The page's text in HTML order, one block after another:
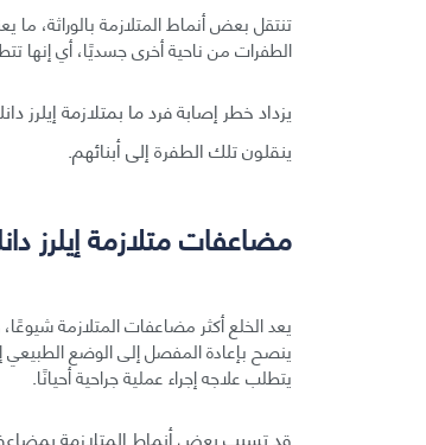
تنتقل بعض أنماط المتلازمة بالوراثة،
الطفرات من ناحية أخرى جسديًا، أي إنها
يزداد خطر إصابة فرد ما بمتلازمة
ينقلون تلك الطفرة إلى أبنائهم.
مضاعفات متلازمة إيلرز
يعد الخلع أكثر مضاعفات المتلازمة
ينصح بإعادة المفصل إلى الوضع الطبيعي
يتطلب علاجه إجراء عملية جراحية أحيانًا.
قد تسبب بعض أنماط المتلازمة